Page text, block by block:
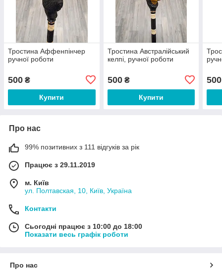
Тростина Аффенпінчер
ручної роботи
500 ₴
Купити
Тростина Австралійський
келпі, ручної роботи
500₴
Купити
500
Про нас
99% позитивних з 111 відгуків за рік
Працює з 29.11.2019
м. Київ
ул. Полтавская, 10, Київ, Україна
Контакти
Сьогодні працює з 10:00 до 18:00
Показати весь графік роботи
Про нас